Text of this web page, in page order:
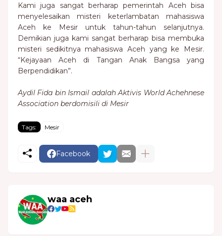
Kami juga sangat berharap pemerintah Aceh bisa
menyelesaikan misteri keterlambatan mahasiswa
Aceh ke Mesir untuk tahun-tahun selanjutnya.
Demikian juga kami sangat berharap bisa membuka
misteri sedikitnya mahasiswa Aceh yang ke Mesir.
“Kejayaan Aceh di Tangan Anak Bangsa yang
Berpendidikan”.
Aydil Fida bin Ismail adalah Aktivis World Achehnese
Association berdomisili di Mesir
Tags: Mesir
Facebook
waa aceh